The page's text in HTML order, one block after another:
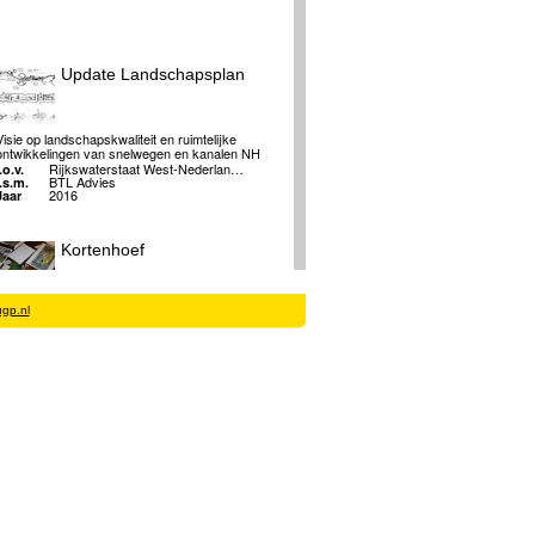
Update Landschapsplan
op landschapskwaliteit en ruimtelijke
van snelwegen en kanalen NH
Rijkswaterstaat West-Nederlan…
BTL Advies
2016
Kortenhoef
LLarch, Lidewij Lenders